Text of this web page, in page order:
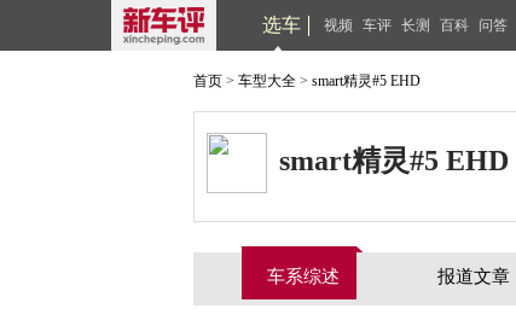
选车 视频 车评 长测 百科 问答
首页 > 车型大全 > smart精灵#5 EHD
smart精灵#5 EHD
车系综述 报道文章